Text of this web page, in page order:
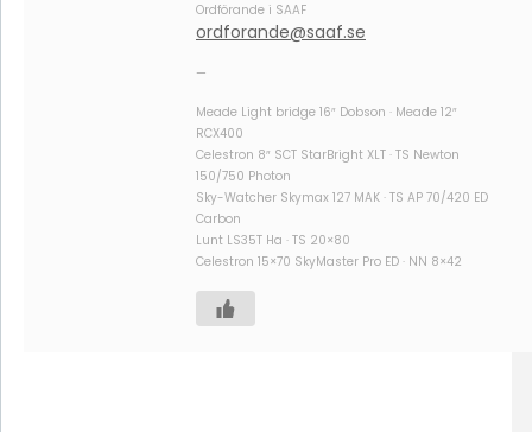
Ordförande i SAAF
ordforande@saaf.se
—
Meade Light bridge 16″ Dobson · Meade 12″
RCX400
Celestron 8″ SCT StarBright XLT · TS Newton
150/750 Photon
Sky-Watcher Skymax 127 MAK · TS AP 70/420 ED
Carbon
Lunt LS35T Ha · TS 20×80
Celestron 15×70 SkyMaster Pro ED · NN 8×42